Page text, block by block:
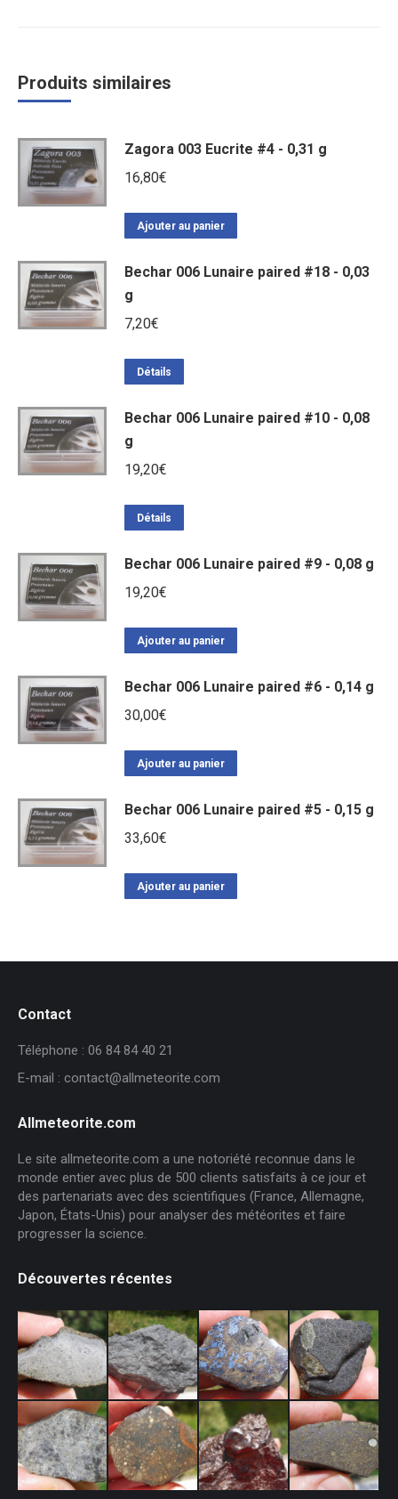
Produits similaires
Zagora 003 Eucrite #4 - 0,31 g
16,80€
Ajouter au panier
Bechar 006 Lunaire paired #18 - 0,03
g
7,20€
Détails
Bechar 006 Lunaire paired #10 - 0,08
g
19,20€
Détails
Bechar 006 Lunaire paired #9 - 0,08 g
19,20€
Ajouter au panier
Bechar 006 Lunaire paired #6 - 0,14 g
30,00€
Ajouter au panier
Bechar 006 Lunaire paired #5 - 0,15 g
33,60€
Ajouter au panier
Contact
Téléphone : 06 84 84 40 21
E-mail : contact@allmeteorite.com
Allmeteorite.com
Le site allmeteorite.com a une notoriété reconnue dans le
monde entier avec plus de 500 clients satisfaits à ce jour et
des partenariats avec des scientifiques (France, Allemagne,
Japon, États-Unis) pour analyser des météorites et faire
progresser la science.
Découvertes récentes